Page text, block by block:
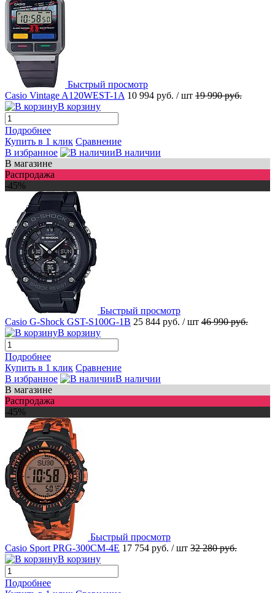
Быстрый просмотр
Casio Vintage A120WEST-1A 10 994 руб. / шт 19 990 руб.
В корзину
Подробнее
Купить в 1 клик Сравнение
В избранное
В наличии
В магазине
Распродажа
-45%
Быстрый просмотр
Casio G-Shock GST-S100G-1B 25 844 руб. / шт 46 990 руб.
В корзину
Подробнее
Купить в 1 клик Сравнение
В избранное
В наличии
В магазине
Распродажа
-45%
Быстрый просмотр
Casio Sport PRG-300CM-4E 17 754 руб. / шт 32 280 руб.
В корзину
Подробнее